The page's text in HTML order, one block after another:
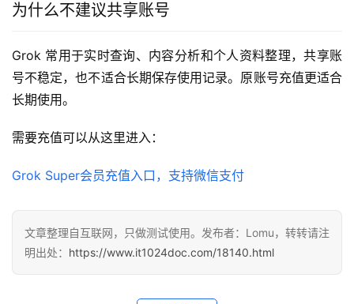
为什么不建议共享账号
Grok 常用于实时查询、内容分析和个人资料整理，共享账
号不稳定，也不适合长期保存使用记录。原账号充值更适合
长期使用。
需要充值可以从这里进入：
Grok Super会员充值入口，支持微信支付
文章整理自互联网，只做测试使用。发布者：Lomu，转转请注
明出处： https://www.it1024doc.com/18140.html